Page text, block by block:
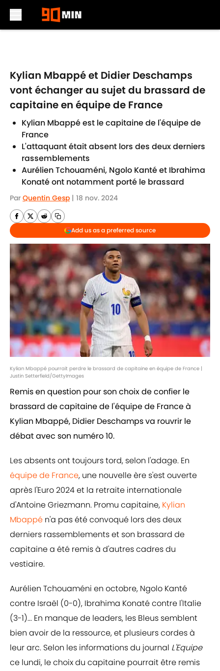
Kylian Mbappé et Didier Deschamps
vont échanger au sujet du brassard de
capitaine en équipe de France
Kylian Mbappé est le capitaine de l'équipe de
France
L'attaquant était absent lors des deux derniers
rassemblements
Aurélien Tchouaméni, Ngolo Kanté et Ibrahima
Konaté ont notamment porté le brassard
Par Quentin Gesp | 18 nov. 2024
Add us as a preferred source
Kylian Mbappé pourrait perdre le brassard de capitaine en équipe de France |
Justin Setterfield/GettyImages
Remis en question pour son choix de confier le
brassard de capitaine de l'équipe de France à
Kylian Mbappé, Didier Deschamps va rouvrir le
débat avec son numéro 10.
Les absents ont toujours tord, selon l'adage. En
équipe de France, une nouvelle ère s'est ouverte
après l'Euro 2024 et la retraite internationale
d'Antoine Griezmann. Promu capitaine, Kylian
Mbappé n'a pas été convoqué lors des deux
derniers rassemblements et son brassard de
capitaine a été remis à d'autres cadres du
vestiaire.
Aurélien Tchouaméni en octobre, Ngolo Kanté
contre Israël (0-0), Ibrahima Konaté contre l'Italie
(3-1)... En manque de leaders, les Bleus semblent
bien avoir de la ressource, et plusieurs cordes à
leur arc. Selon les informations du journal L'Equipe
ce lundi, le choix du capitaine pourrait être remis